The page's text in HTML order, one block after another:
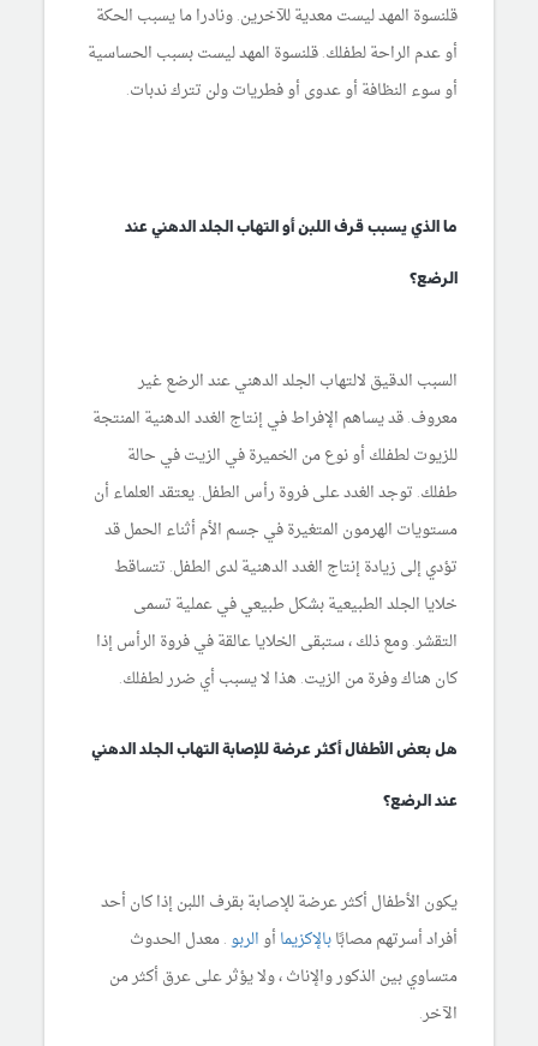
قلنسوة المهد ليست معدية للآخرين. ونادرا ما يسبب الحكة
أو عدم الراحة لطفلك. قلنسوة المهد ليست بسبب الحساسية
أو سوء النظافة أو عدوى أو فطريات ولن تترك ندبات.
ما الذي يسبب قرف اللبن أو التهاب الجلد الدهني عند
الرضع؟
السبب الدقيق لالتهاب الجلد الدهني عند الرضع غير
معروف. قد يساهم الإفراط في إنتاج الغدد الدهنية المنتجة
للزيوت لطفلك أو نوع من الخميرة في الزيت في حالة
طفلك. توجد الغدد على فروة رأس الطفل. يعتقد العلماء أن
مستويات الهرمون المتغيرة في جسم الأم أثناء الحمل قد
تؤدي إلى زيادة إنتاج الغدد الدهنية لدى الطفل. تتساقط
خلايا الجلد الطبيعية بشكل طبيعي في عملية تسمى
التقشر. ومع ذلك ، ستبقى الخلايا عالقة في فروة الرأس إذا
كان هناك وفرة من الزيت. هذا لا يسبب أي ضرر لطفلك.
هل بعض الأطفال أكثر عرضة للإصابة التهاب الجلد الدهني
عند الرضع؟
يكون الأطفال أكثر عرضة للإصابة بقرف اللبن إذا كان أحد
أفراد أسرتهم مصابًابالإكزيما أوالربو. معدل الحدوث
متساوي بين الذكور والإناث ، ولا يؤثر على عرق أكثر من
الآخر.